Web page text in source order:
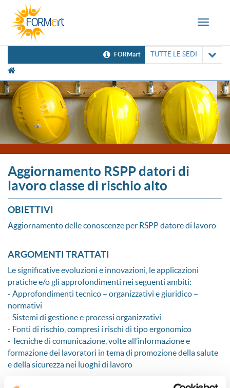
Toggle
FORMart TUTTE LE SEDI
Aggiornamento RSPP datori di
lavoro classe di rischio alto
OBIETTIVI
Aggiornamento delle conoscenze per RSPP datore di lavoro
ARGOMENTI TRATTATI
Le significative evoluzioni e innovazioni, le applicazioni
pratiche e/o gli approfondimenti nei seguenti ambiti:
- Approfondimenti tecnico – organizzativi e giuridico –
normativi
- Sistemi di gestione e processi organizzativi
- Fonti di rischio, compresi i rischi di tipo ergonomico
- Tecniche di comunicazione, volte all’informazione e
formazione dei lavoratori in tema di promozione della salute
e della sicurezza nei luoghi di lavoro